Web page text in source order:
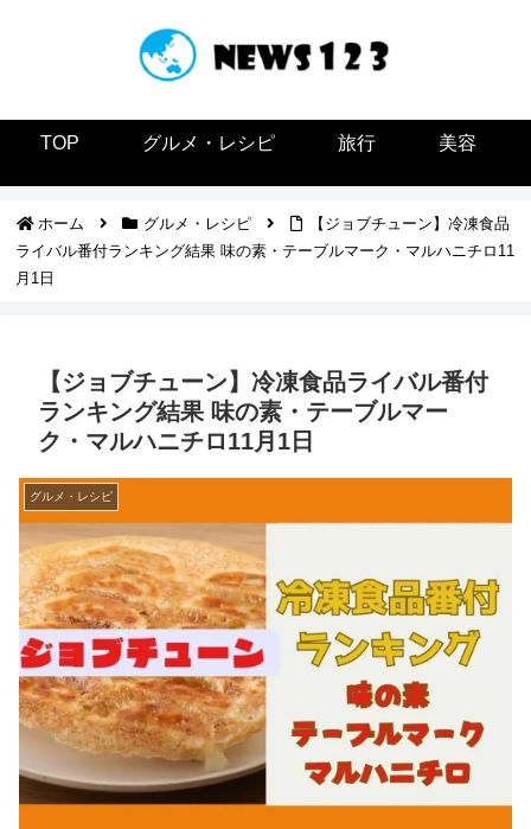
TOP グルメ・レシピ 旅行 美容
ホーム グルメ・レシピ
【ジョブチューン】冷凍食品
ライバル番付ランキング結果 味の素・テーブルマーク・マルハニチロ11
月1日
【ジョブチューン】冷凍食品ライバル番付
ランキング結果 味の素・テーブルマー
ク・マルハニチロ11月1日
グルメ・レシピ